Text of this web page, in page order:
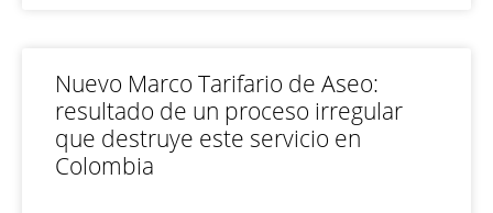
Nuevo Marco Tarifario de Aseo:
resultado de un proceso irregular
que destruye este servicio en
Colombia